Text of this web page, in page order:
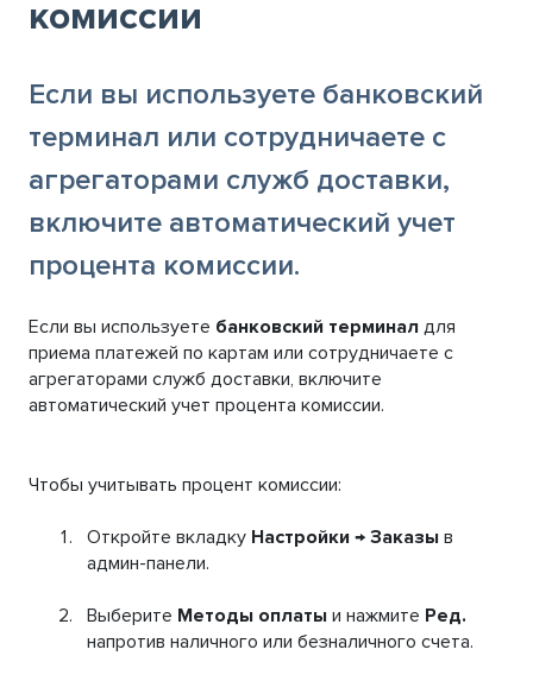
комиссии
Если вы используете банковский
терминал или сотрудничаете с
агрегаторами служб доставки,
включите автоматический учет
процента комиссии.
Если вы используете банковский терминал для
приема платежей по картам или сотрудничаете с
агрегаторами служб доставки, включите
автоматический учет процента комиссии.
Чтобы учитывать процент комиссии:
Откройте вкладку Настройки → Заказы в
админ-панели.
Выберите Методы оплаты и нажмите Ред.
напротив наличного или безналичного счета.